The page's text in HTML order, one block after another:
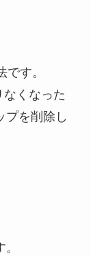
す。
くなった
プを削除し